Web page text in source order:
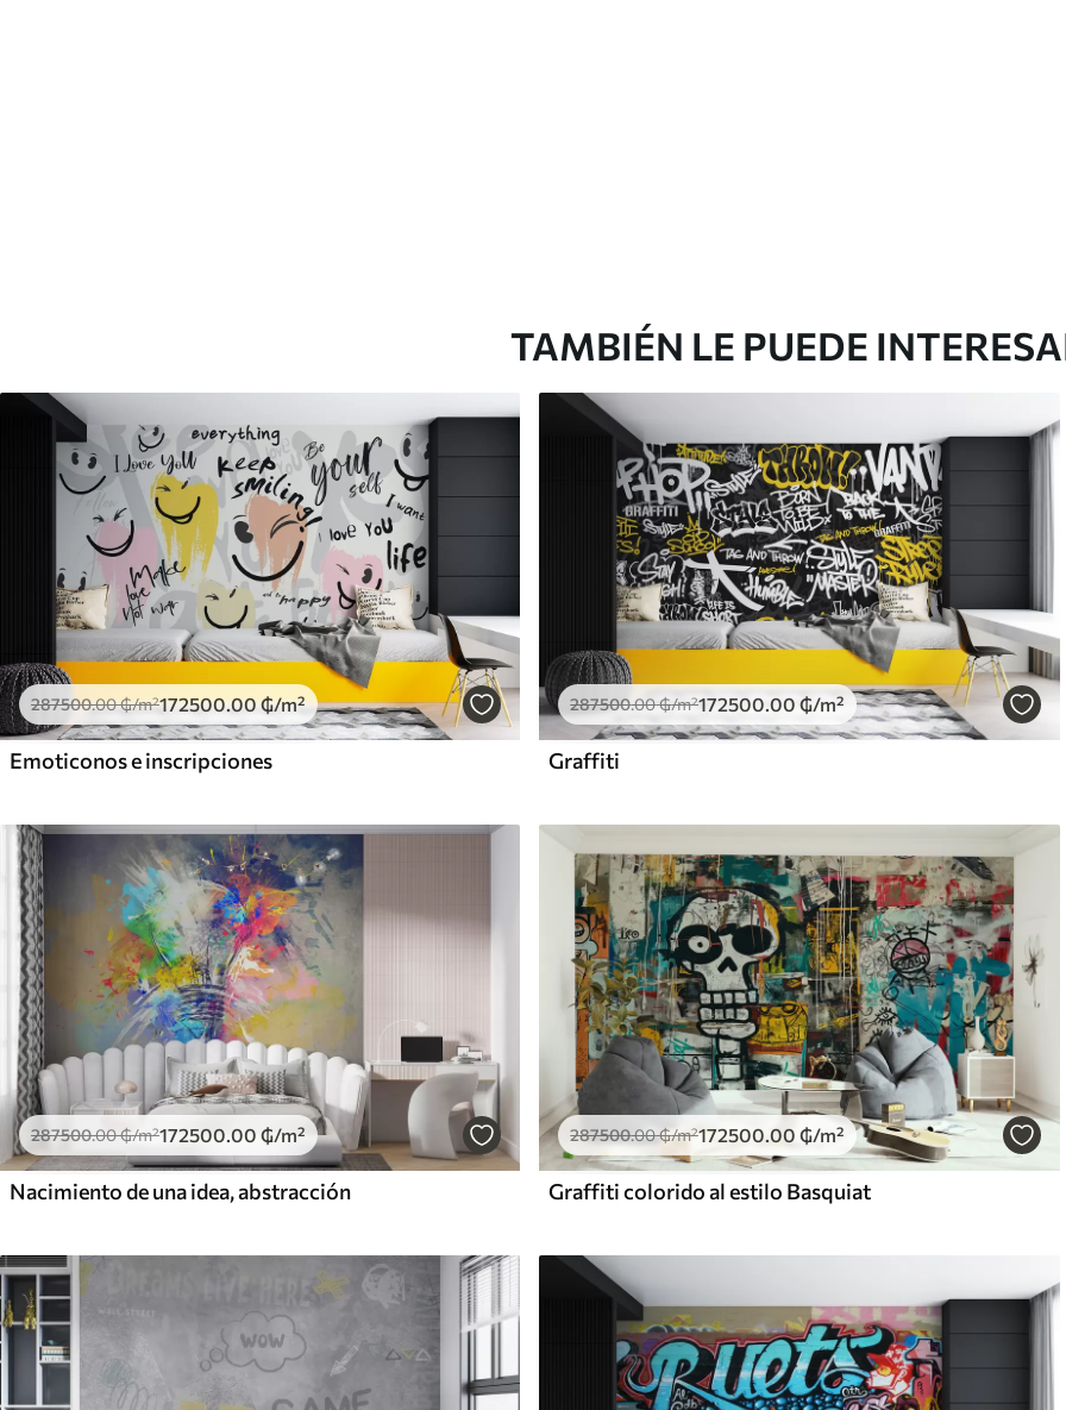
TAMBIÉN LE PUEDE
287500.00₲/m²172500.00₲/m²
Emoticonos e inscripciones
287500.00₲/m²172500 .00 ₲/m²
Graffiti
287500.00₲/m²172500.00 ₲/m²
Nacimiento de una idea, abstracción
287500.00₲/m²172500.00 ₲/m²
Graffiti colorido al estilo Basquiat